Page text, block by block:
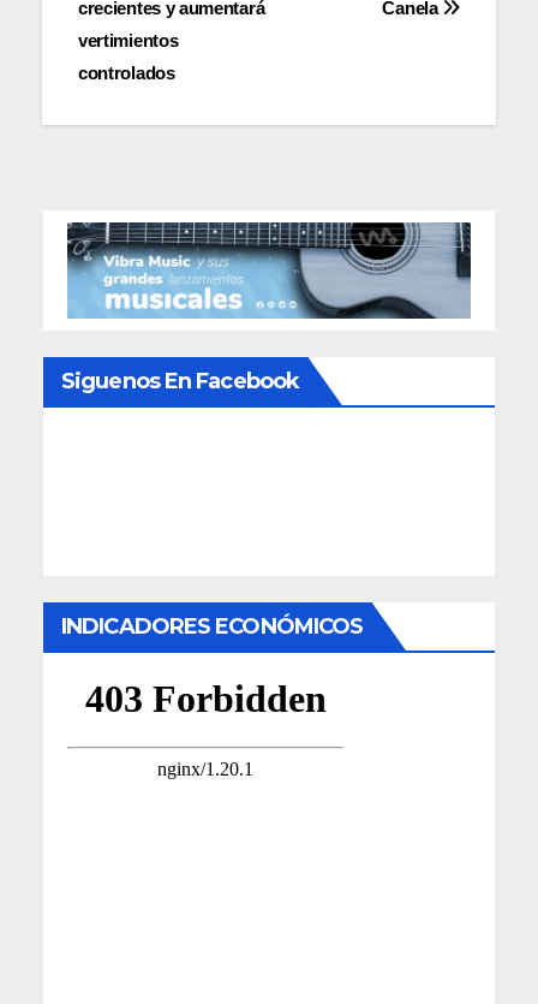
entradas
Canela
crecientes y aumentará
vertimientos
controlados
Siguenos En Facebook
INDICADORES ECONÓMICOS